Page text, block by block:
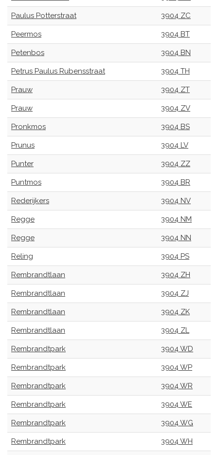
Paulus Potterstraat 3904 ZC
Peermos 3904 BT
Petenbos 3904 BN
Petrus Paulus Rubensstraat 3904 TH
Prauw 3904 ZT
Prauw 3904 ZV
Pronkmos 3904 BS
Prunus 3904 LV
Punter 3904 ZZ
Puntmos 3904 BR
Rederijkers 3904 NV
Regge 3904 NM
Regge 3904 NN
Reling 3904 PS
Rembrandtlaan 3904 ZH
Rembrandtlaan 3904 ZJ
Rembrandtlaan 3904 ZK
Rembrandtlaan 3904 ZL
Rembrandtpark 3904 WD
Rembrandtpark 3904 WP
Rembrandtpark 3904 WR
Rembrandtpark 3904 WE
Rembrandtpark 3904 WG
Rembrandtpark 3904 WH